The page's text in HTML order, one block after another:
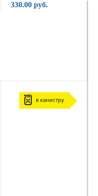
330.00 руб.
в канистру